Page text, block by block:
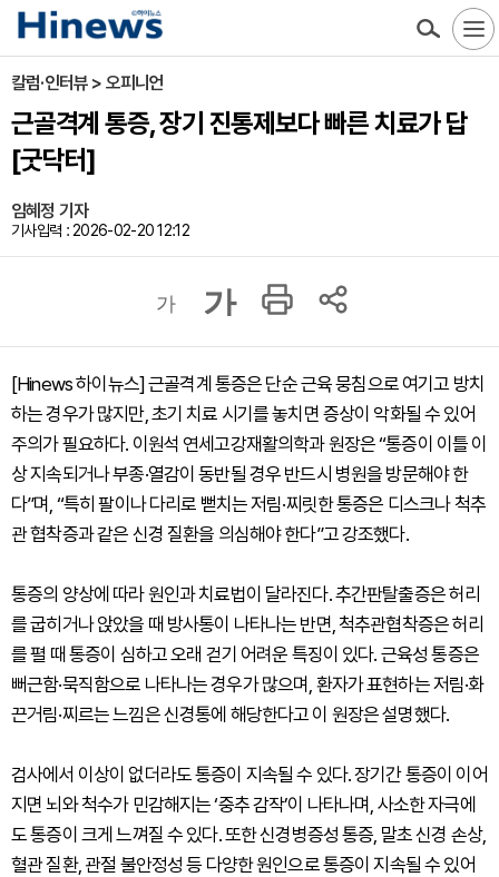
칼럼·인터뷰 > 오피니언
근골격계 통증, 장기 진통제보다 빠른 치료가 답
[굿닥터]
임혜정 기자
기사입력 : 2026-02-20 12:12
가 가
[Hinews 하이뉴스] 근골격계 통증은 단순 근육 뭉침으로 여기고 방치
하는 경우가 많지만, 초기 치료 시기를 놓치면 증상이 악화될 수 있어
주의가 필요하다. 이원석 연세고강재활의학과 원장은 “통증이 이틀 이
상 지속되거나 부종·열감이 동반될 경우 반드시 병원을 방문해야 한
다”며, “특히 팔이나 다리로 뻗치는 저림·찌릿한 통증은 디스크나 척추
관 협착증과 같은 신경 질환을 의심해야 한다”고 강조했다.
통증의 양상에 따라 원인과 치료법이 달라진다. 추간판탈출증은 허리
를 굽히거나 앉았을 때 방사통이 나타나는 반면, 척추관협착증은 허리
를 펼 때 통증이 심하고 오래 걷기 어려운 특징이 있다. 근육성 통증은
뻐근함·묵직함으로 나타나는 경우가 많으며, 환자가 표현하는 저림·화
끈거림·찌르는 느낌은 신경통에 해당한다고 이 원장은 설명했다.
검사에서 이상이 없더라도 통증이 지속될 수 있다. 장기간 통증이 이어
지면 뇌와 척수가 민감해지는 ‘중추 감작’이 나타나며, 사소한 자극에
도 통증이 크게 느껴질 수 있다. 또한 신경병증성 통증, 말초 신경 손상,
혈관 질환, 관절 불안정성 등 다양한 원인으로 통증이 지속될 수 있어